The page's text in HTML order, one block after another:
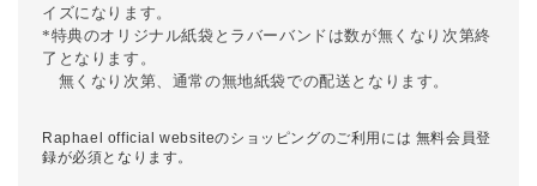
イズになります。
*特典のオリジナル紙袋とラバーバンドは数が無くなり次第終
了となります。
無くなり次第、通常の無地紙袋での配送となります。
Raphael official websiteのショッピングのご利用には 無料会員登
録が必須となります。